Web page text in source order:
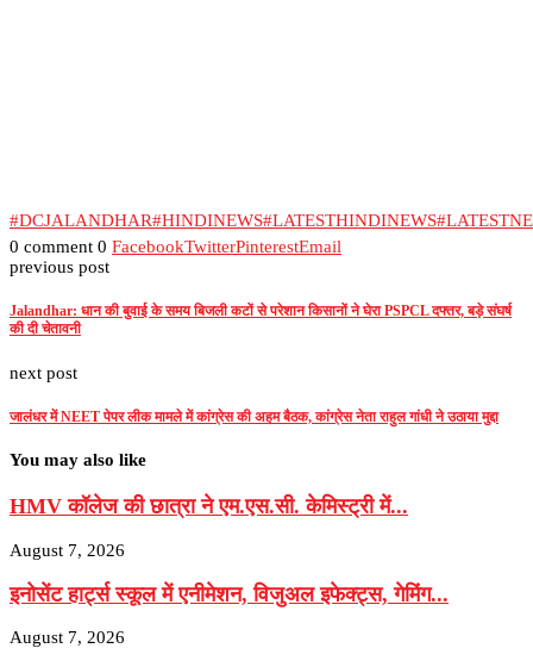
#DCJALANDHAR#HINDINEWS#LATESTHINDINEWS
0 comment 0 FacebookTwitterPinterestEmail
previous post
Jalandhar: धान की बुवाई के समय बिजली कटों से परेशान किसानों ने घेरा PSPCL दफ्तर, बड़े संघर्ष
की दी चेतावनी
next post
जालंधर में NEET पेपर लीक मामले में कांग्रेस की अहम बैठक, कांग्रेस नेता राहुल गांधी ने उठाया मुद्दा
You may also like
HMV कॉलेज की छात्रा ने एम.एस.सी. केमिस्ट्री में...
August 7, 2026
इनोसेंट हार्ट्स स्कूल में एनीमेशन, विजुअल इफेक्ट्स, गेमिंग...
August 7, 2026